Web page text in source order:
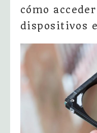
cómo
dispositivos